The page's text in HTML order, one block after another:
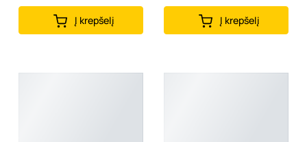
Į krepšelį Į krepšelį